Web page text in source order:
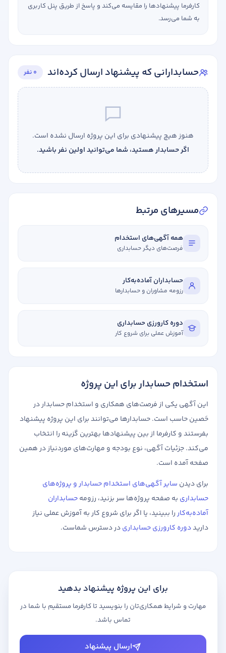
کارفرما پیشنهادها را مقایسه می‌کند و پاسخ از طریق پنل کاربری
به شما می‌رسد.
حسابدارانی که پیشنهاد ارسال کرده‌اند 0 نفر
هنوز هیچ پیشنهادی برای این پروژه ارسال نشده است.
اگر حسابدار هستید، شما می‌توانید اولین نفر باشید.
مسیرهای مرتبط
همه آگهی‌های استخدام
فرصت‌های دیگر حسابداری
حسابداران آماده‌به‌کار
رزومه مشاوران و حسابدارها
دوره کارورزی حسابداری
آموزش عملی برای شروع کار
استخدام حسابدار برای این پروژه
این آگهی یکی از فرصت‌های همکاری و استخدام حسابدار در
حَصین حاسب است. حسابدارها می‌توانند برای این پروژه پیشنهاد
بفرستند و کارفرما از بین پیشنهادها بهترین گزینه را انتخاب
می‌کند. جزئیات آگهی، نوع بودجه و مهارت‌های موردنیاز در همین
صفحه آمده است.
برای دیدن سایر آگهی‌های استخدام حسابدار و پروژه‌های
حسابداری به صفحه پروژه‌ها سر بزنید، رزومهحسابداران
آماده‌به‌کاررا ببینید، یا اگر برای شروع کار به آموزش عملی نیاز
داریددوره کارورزی حسابداریدر دسترس شماست.
برای این پروژه پیشنهاد بدهید
مهارت و شرایط همکاری‌تان را بنویسید تا کارفرما مستقیم با شما در
تماس باشد.
ارسال پیشنهاد